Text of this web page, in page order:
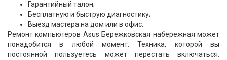
Гарантийный талон;
Бесплатную и быструю диагностику;
Выезд мастера на дом или в офис.
Ремонт компьютеров Asus Бережковская набережная может
понадобится в любой момент. Техника, которой вы
постоянной пользуетесь может перестать включаться.